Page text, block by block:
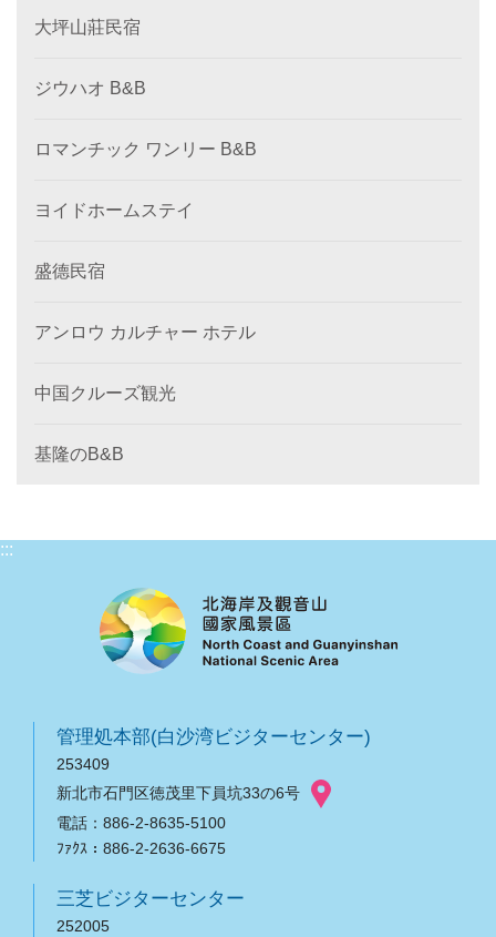
大坪山莊民宿
ジウハオ B&B
ロマンチック ワンリー B&B
ヨイドホームステイ
盛德民宿
アンロウ カルチャー ホテル
中国クルーズ観光
基隆のB&B
:::
管理処本部(白沙湾ビジターセンター)
253409
新北市石門区徳茂里下員坑33の6号
電話：886-2-8635-5100
ﾌｧｸｽ：886-2-2636-6675
三芝ビジターセンター
252005